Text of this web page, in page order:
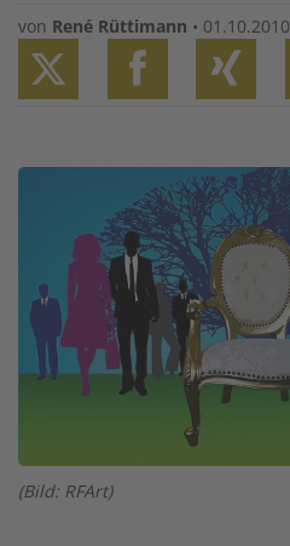
von René Rüttimann • 01.10.2010
(Bild: RFArt)